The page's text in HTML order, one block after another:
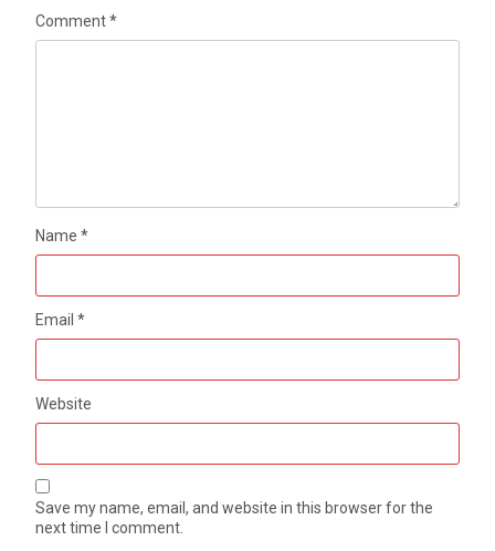
Comment*
Name*
Email*
Website
Save my name, email, and website in this browser for the
next time I comment.